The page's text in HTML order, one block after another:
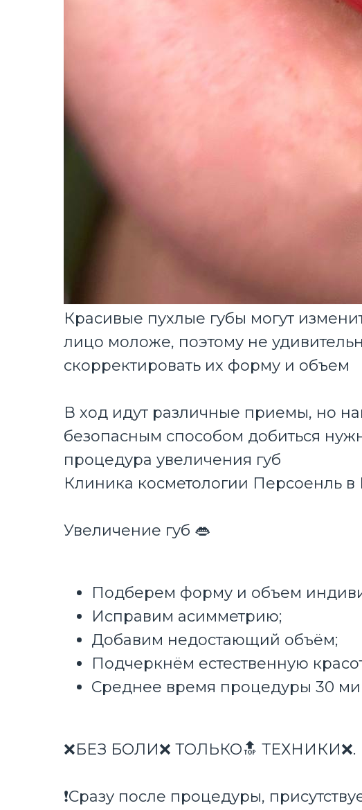
Красивые пухлые губы могут
лицо моложе, поэтому не
скорректировать их форму и объем
В ход идут различные приемы, но
безопасным способом добиться
процедура увеличения губ
Клиника косметологии Персоенль в
Увеличение губ 👄
Подберем форму и объем
Исправим асимметрию;
Добавим недостающий объём;
Подчеркнём естественную
Среднее время процедуры 30
❌БЕЗ БОЛИ❌ ТОЛЬКО🔝 ТЕХНИКИ❌.
❗Сразу после процедуры,